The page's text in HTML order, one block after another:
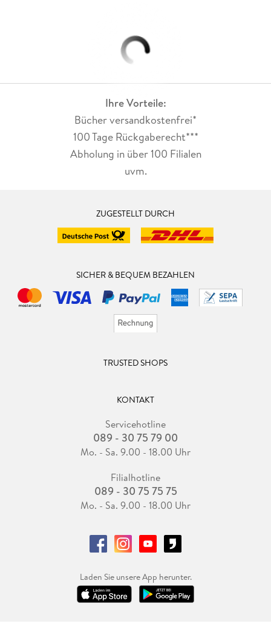
Ihre Vorteile:
Bücher versandkostenfrei*
100 Tage Rückgaberecht***
Abholung in über 100 Filialen
uvm.
ZUGESTELLT DURCH
SICHER & BEQUEM BEZAHLEN
TRUSTED SHOPS
KONTAKT
Servicehotline
089 - 30 75 79 00
Mo. - Sa. 9.00 - 18.00 Uhr
Filialhotline
089 - 30 75 75 75
Mo. - Sa. 9.00 - 18.00 Uhr
Laden Sie unsere App herunter.